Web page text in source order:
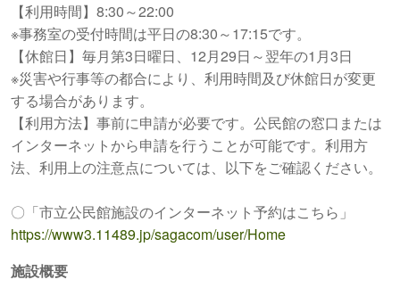
【利用時間】8:30～22:00
※事務室の受付時間は平日の8:30～17:15です。
【休館日】毎月第3日曜日、12月29日～翌年の1月3日
※災害や行事等の都合により、利用時間及び休館日が変更
する場合があります。
【利用方法】事前に申請が必要です。公民館の窓口または
インターネットから申請を行うことが可能です。利用方
法、利用上の注意点については、以下をご確認ください。
〇「市立公民館施設のインターネット予約はこちら」
https://www3.11489.jp/sagacom/user/Home
施設概要